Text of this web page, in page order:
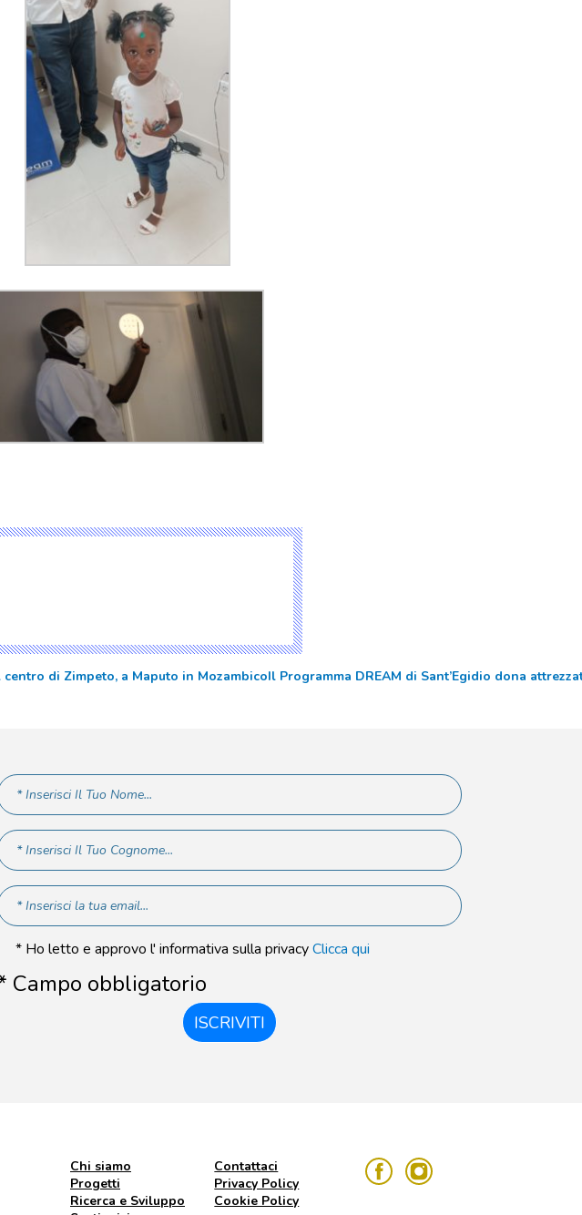
di Zimpeto, a Maputo in MozambicoIl Programma DREAM di Sant’Egidio dona
* Ho letto e approvo l' informativa sulla privacyClicca qui
Campo obbligatorio
ISCRIVITI
Chi siamo
Progetti
Ricerca e Sviluppo
Contattaci
Privacy Policy
Cookie Policy